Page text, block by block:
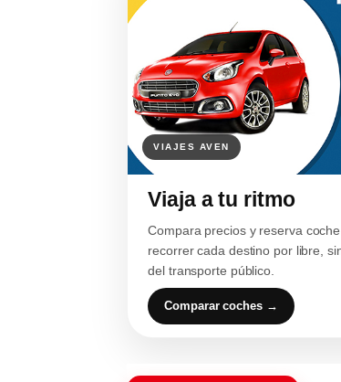
Viaja a tu ritmo
Compara precios y reserva
recorrer cada destino por libre,
del transporte público.
Comparar coches →